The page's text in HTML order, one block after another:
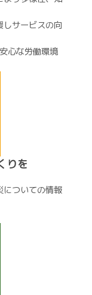
サービスの向
心な労働環境
りを
についての情報